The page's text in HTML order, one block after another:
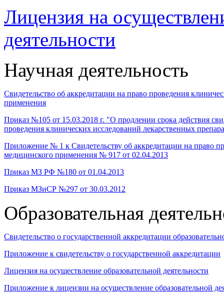
Лицензия на
деятельности
Научная деятельность
Свидетельство об аккредитации на право проведения
применения
Приказ №105 от 15.03.2018 г. "О продлении срока действия
проведения клинических исследований лекарственных
Приложение № 1 к Свидетельству об аккредитации на право
медицинского применения № 917 от 02.04.2013
Приказ МЗ РФ №180 от 01.04.2013
Приказ МЗиСР №297 от 30.03.2012
Образовательная
Свидетельство о государственной аккредитации
Приложение к свидетельству о государственной аккредитации
Лицензия на осуществление образовательной деятельности
Приложение к лицензии на осуществление образовательной